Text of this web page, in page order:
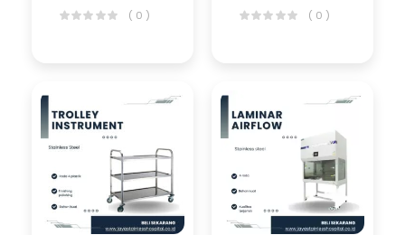
( 0 ) ( 0 )